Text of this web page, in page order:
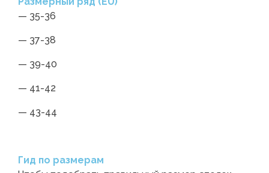
— 35-36
— 37-38
— 39-40
— 41-42
— 43-44
Гид по размерам